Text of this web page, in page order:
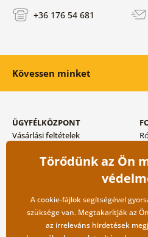
+36 176 54 681
Kövessen minket
ÜGYFÉLKÖZPONT
Vásárlási feltételek
Szállítási és fizetési módok
Törődünk az Ön
A cookie-fájlok segítségével
szüksége van. Megtakarítják az
az irreleváns hirdetések